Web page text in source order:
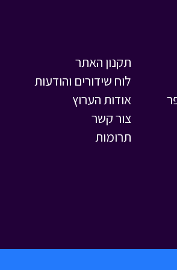
תקנון האתר
לוח שידורים והודעות
אודות הערוץ
צור קשר
תרומות